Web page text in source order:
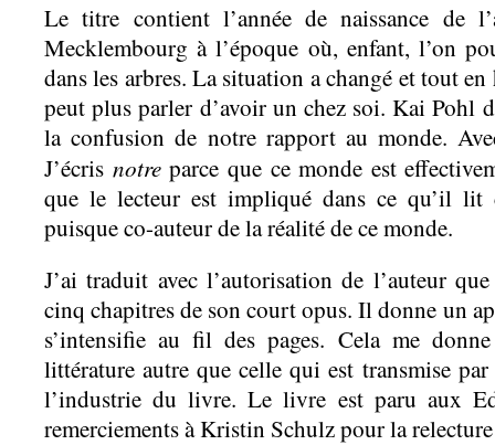
Le titre contient l’année de naissance de
Mecklembourg à l’époque où, enfant, l’on
dans les arbres. La situation a changé et tout
peut plus parler d’avoir un chez soi. Kai Pohl
la confusion de notre rapport au monde.
J’écris notreparce que ce monde est
que le lecteur est impliqué dans ce qu’il lit
puisque co-auteur de la réalité de ce monde.
J’ai traduit avec l’autorisation de l’auteur
cinq chapitres de son court opus. Il donne un
s’intensifie au fil des pages. Cela me
littérature autre que celle qui est transmise
l’industrie du livre. Le livre est paru aux
remerciements à Kristin Schulz pour la